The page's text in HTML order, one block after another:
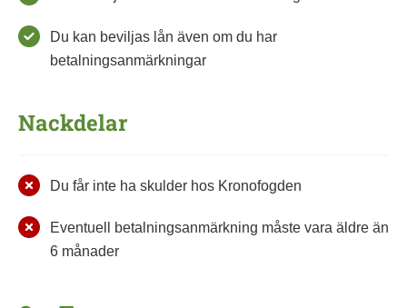
Du kan beviljas lån även om du har
betalningsanmärkningar
Nackdelar
Du får inte ha skulder hos Kronofogden
Eventuell betalningsanmärkning måste vara äldre än
6 månader